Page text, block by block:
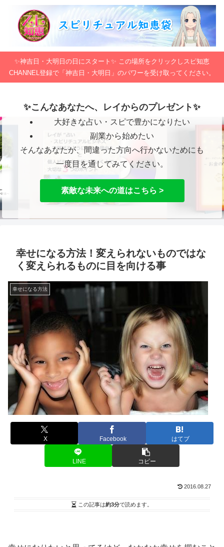
✨神吉日・大明日の日にスタート✨ この場所をクリックしスピ知恵
CHANNEL登録で「神吉日・大明日」のパワーを受け取ってください。
✨こんなあなたへ、レイからのプレゼント✨
大好きな占い・スピで豊かになりたい
副業から始めたい
そんなあなたが、間違った方向へ行かないためにも
一度目を通してみてください。
素敵な未来への道はこちら >
幸せになる方法！変えられないものではな
く変えられるものに目を向ける事
幸せになる方法
X Facebook はてブ
LINE コピー
2016.08.27
この記事は約3分で読めます。